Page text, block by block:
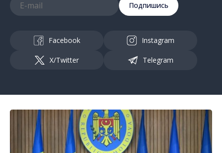
Подпишись
Facebook Instagram
X/Twitter Telegram